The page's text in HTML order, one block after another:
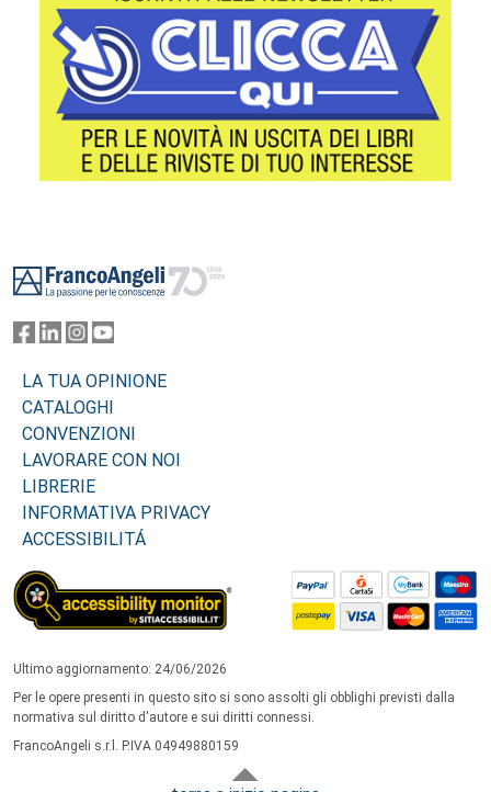
LA TUA OPINIONE
CATALOGHI
CONVENZIONI
LAVORARE CON NOI
LIBRERIE
INFORMATIVA PRIVACY
ACCESSIBILITÁ
Ultimo aggiornamento: 24/06/2026
Per le opere presenti in questo sito si sono assolti gli obblighi previsti dalla
normativa sul diritto d'autore e sui diritti connessi.
FrancoAngeli s.r.l. P.IVA 04949880159